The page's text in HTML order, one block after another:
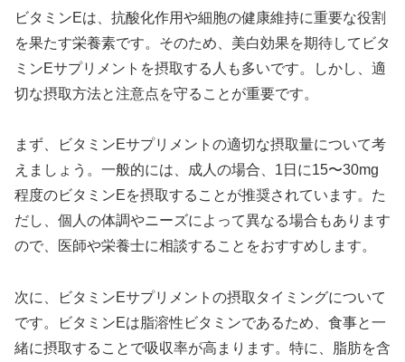
ビタミンEは、抗酸化作用や細胞の健康維持に重要な役割
を果たす栄養素です。そのため、美白効果を期待してビタ
ミンEサプリメントを摂取する人も多いです。しかし、適
切な摂取方法と注意点を守ることが重要です。
まず、ビタミンEサプリメントの適切な摂取量について考
えましょう。一般的には、成人の場合、1日に15〜30mg
程度のビタミンEを摂取することが推奨されています。た
だし、個人の体調やニーズによって異なる場合もあります
ので、医師や栄養士に相談することをおすすめします。
次に、ビタミンEサプリメントの摂取タイミングについて
です。ビタミンEは脂溶性ビタミンであるため、食事と一
緒に摂取することで吸収率が高まります。特に、脂肪を含